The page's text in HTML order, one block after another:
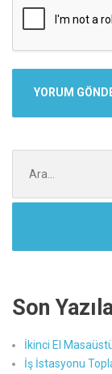
ara:
Son
İkinci El
İş İstasyonu